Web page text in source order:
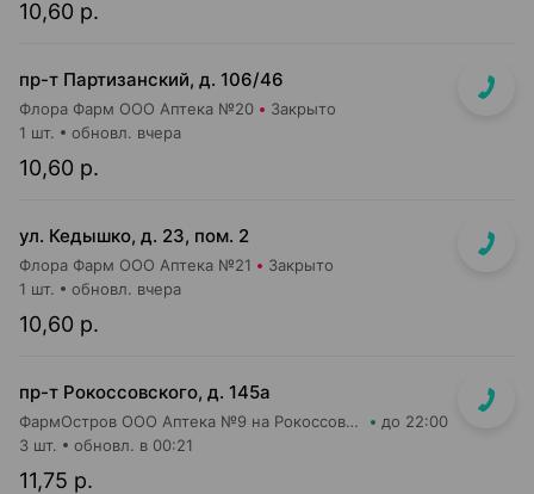
10,60 р.
пр-т Партизанский, д. 106/46
Флора Фарм ООО Аптека №20 Закрыто
10,60 р.
1 шт. обновл. вчера
ул. Кедышко, д. 23, пом. 2
Флора Фарм ООО Аптека №21 Закрыто
10,60 р.
1 шт. обновл. вчера
пр-т Рокоссовского, д. 145а
ФармОстров ООО Аптека №9 на Рокоссовского до 22:00
11,75 р.
3 шт. обновл. в 00:21